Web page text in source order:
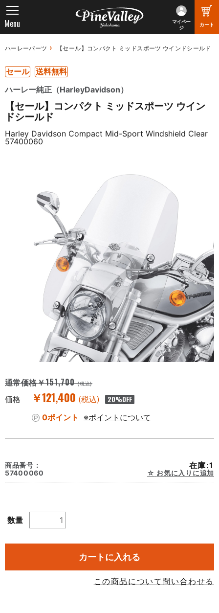
マイペー
ジ
カート
Menu
ハーレーパーツ 【セール】コンパクト ミッドスポーツ ウインドシールド
セール
送料無料
ハーレー純正（HarleyDavidson）
【セール】コンパクト ミッドスポーツ ウイン
ドシールド
Harley Davidson Compact Mid-Sport Windshield Clear
57400060
通常価格￥151,700 (税込)
価格 ￥121,400 (税込) 20%OFF
0ポイント
※ポイントについて
商品番号：
57400060
在庫:1
お気に入りに追加
数量
カートに入れる
この商品について問い合わせる